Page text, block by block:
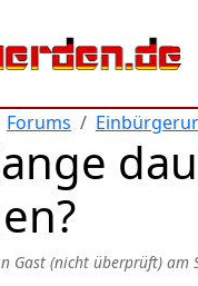
Forums
Gast (nicht überprüft) am